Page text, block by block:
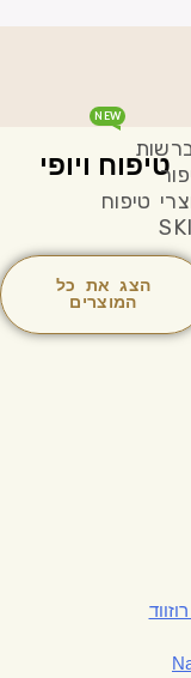
טיפוח ויופי
טיפוח
NEW
הצג את כל
המוצרים